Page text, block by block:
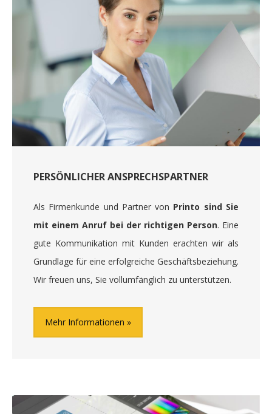
PERSÖNLICHER ANSPRECHSPARTNER
Als Firmenkunde und Partner von Printo sind Sie
mit einem Anruf bei der richtigen Person. Eine
gute Kommunikation mit Kunden erachten wir als
Grundlage für eine erfolgreiche Geschäftsbeziehung.
Wir freuen uns, Sie vollumfänglich zu unterstützen.
Mehr Informationen